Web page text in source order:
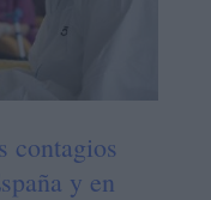
contagios
y en